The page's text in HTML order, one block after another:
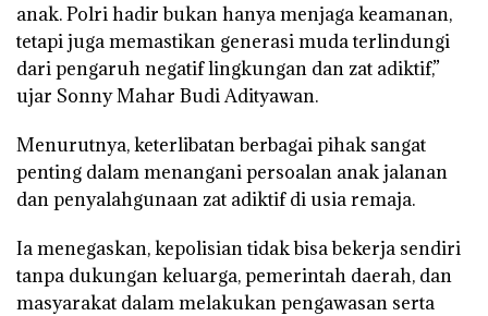
anak. Polri hadir bukan hanya menjaga keamanan,
tetapi juga memastikan generasi muda terlindungi
dari pengaruh negatif lingkungan dan zat adiktif,”
ujar Sonny Mahar Budi Adityawan.
Menurutnya, keterlibatan berbagai pihak sangat
penting dalam menangani persoalan anak jalanan
dan penyalahgunaan zat adiktif di usia remaja.
Ia menegaskan, kepolisian tidak bisa bekerja sendiri
tanpa dukungan keluarga, pemerintah daerah, dan
masyarakat dalam melakukan pengawasan serta